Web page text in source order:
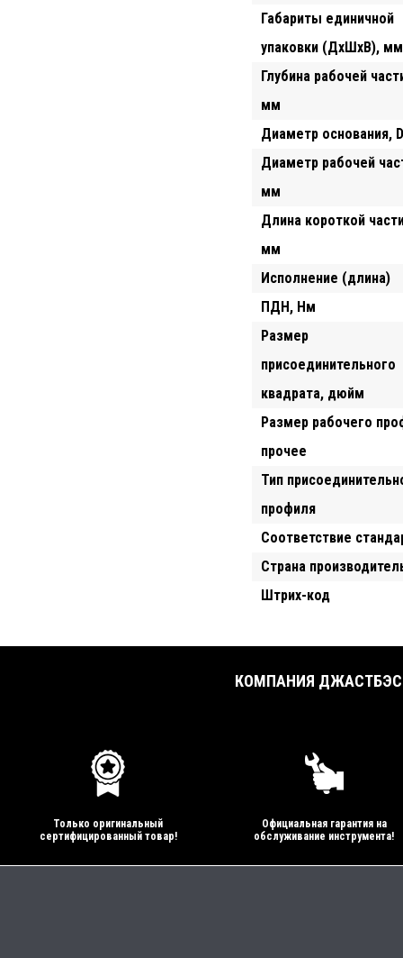
Габариты единичной
упаковки (ДхШхВ), мм
Глубина рабочей
мм
Диаметр основания,
Диаметр рабочей
мм
Длина короткой
мм
Исполнение (длина)
ПДН, Hм
Размер
присоединительного
квадрата, дюйм
Размер рабочего
прочее
Тип
профиля
Соответствие
Страна
Штрих-код
КОМПАНИЯ
Только оригинальный
сертифицированный товар!
Официальная гарантия на
обслуживание инструмента!